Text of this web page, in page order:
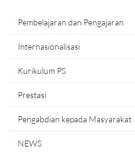
Pembelajaran dan Pengajaran
Internasionalisasi
Kurikulum PS
Prestasi
Pengabdian kepada Masyarakat
NEWS